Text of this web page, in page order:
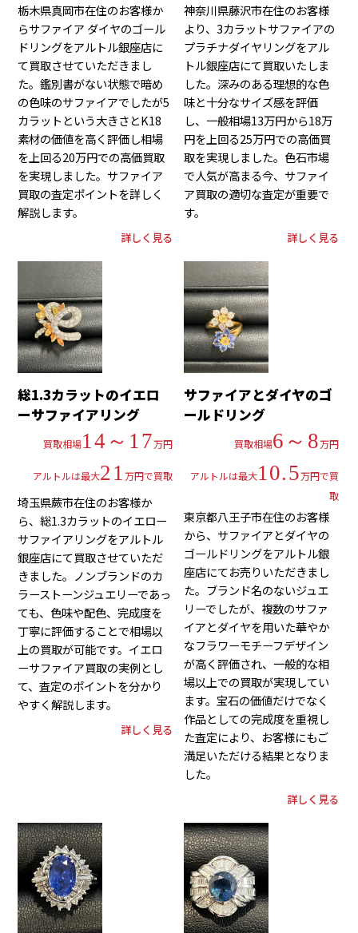
栃木県真岡市在住のお客様か
らサファイア ダイヤのゴール
ドリングをアルトル銀座店に
て買取させていただきまし
た。鑑別書がない状態で暗め
の色味のサファイアでしたが5
カラットという大きさとK18
素材の価値を高く評価し相場
を上回る20万円での高価買取
を実現しました。サファイア
買取の査定ポイントを詳しく
解説します。
詳しく見る
神奈川県藤沢市在住のお客様
より、3カラットサファイアの
プラチナダイヤリングをアル
トル銀座店にて買取いたしま
した。深みのある理想的な色
味と十分なサイズ感を評価
し、一般相場13万円から18万
円を上回る25万円での高価買
取を実現しました。色石市場
で人気が高まる今、サファイ
ア買取の適切な査定が重要で
す。
詳しく見る
総1.3カラットのイエロ
ーサファイアリング
買取相場14～17万円
アルトルは最大21 万円で買取
埼玉県蕨市在住のお客様か
ら、総1.3カラットのイエロー
サファイアリングをアルトル
銀座店にて買取させていただ
きました。ノンブランドのカ
ラーストーンジュエリーであっ
ても、色味や配色、完成度を
丁寧に評価することで相場以
上の買取が可能です。イエロ
ーサファイア買取の実例とし
て、査定のポイントを分かり
やすく解説します。
詳しく見る
サファイアとダイヤのゴ
ールドリング
買取相場6～8万円
アルトルは最大10.5万円で買
取
東京都八王子市在住のお客様
から、サファイアとダイヤの
ゴールドリングをアルトル銀
座店にてお売りいただきまし
た。ブランド名のないジュエ
リーでしたが、複数のサファ
イアとダイヤを用いた華やか
なフラワーモチーフデザイン
が高く評価され、一般的な相
場以上での買取が実現してい
ます。宝石の価値だけでなく
作品としての完成度を重視し
た査定により、お客様にもご
満足いただける結果となりま
した。
詳しく見る